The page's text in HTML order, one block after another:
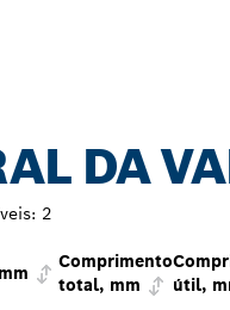
DA
2
Comprimento
total, mm
útil,